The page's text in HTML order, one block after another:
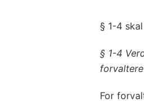
§ 1-4
§ 1-4
For